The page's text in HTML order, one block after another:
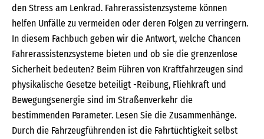
den Stress am Lenkrad. Fahrerassistenzsysteme können
helfen Unfälle zu vermeiden oder deren Folgen zu verringern.
In diesem Fachbuch geben wir die Antwort, welche Chancen
Fahrerassistenzsysteme bieten und ob sie die grenzenlose
Sicherheit bedeuten? Beim Führen von Kraftfahrzeugen sind
physikalische Gesetze beteiligt -Reibung, Fliehkraft und
Bewegungsenergie sind im Straßenverkehr die
bestimmenden Parameter. Lesen Sie die Zusammenhänge.
Durch die Fahrzeugführenden ist die Fahrtüchtigkeit selbst